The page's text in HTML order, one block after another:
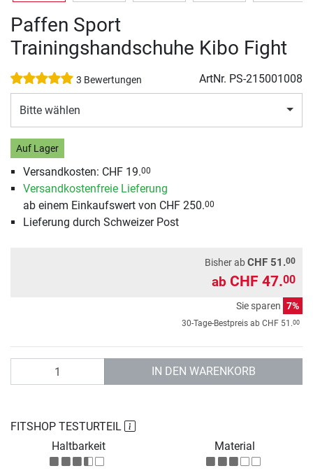
Paffen Sport
Trainingshandschuhe Kibo Fight
3 Bewertungen ArtNr. PS-215001008
Bitte wählen
Auf Lager
Versandkosten: CHF 19.00
Versandkostenfreie Lieferung
ab einem Einkaufswert von CHF 250.00
Lieferung durch Schweizer Post
Bisher abCHF 51.00
ab CHF 47.00
Sie sparen 7%
30-Tage-Bestpreis ab CHF 51.00
IN DEN WARENKORB
FITSHOP TESTURTEIL
Haltbarkeit
Material